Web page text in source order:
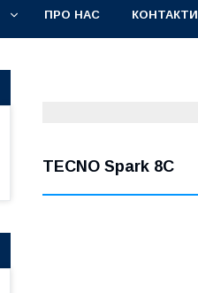
ПРО НАС КОНТАКТИ
TECNO Spark 8C